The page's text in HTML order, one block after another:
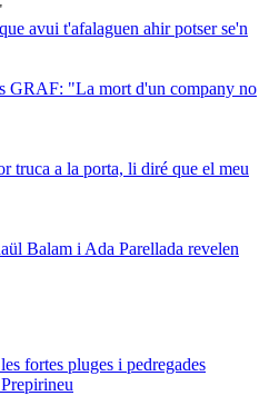
avui t'afalaguen ahir potser se'n
GRAF: "La mort d'un company no
truca a la porta, li diré que el meu
Balam i Ada Parellada revelen
fortes pluges i pedregades